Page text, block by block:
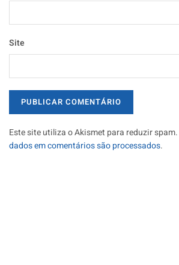
Site
Este site utiliza o Akismet para reduzir spam.
dados em comentários são processados.